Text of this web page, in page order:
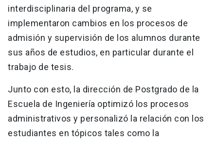
interdisciplinaria del programa, y se
implementaron cambios en los procesos de
admisión y supervisión de los alumnos durante
sus años de estudios, en particular durante el
trabajo de tesis.
Junto con esto, la dirección de Postgrado de la
Escuela de Ingeniería optimizó los procesos
administrativos y personalizó la relación con los
estudiantes en tópicos tales como la